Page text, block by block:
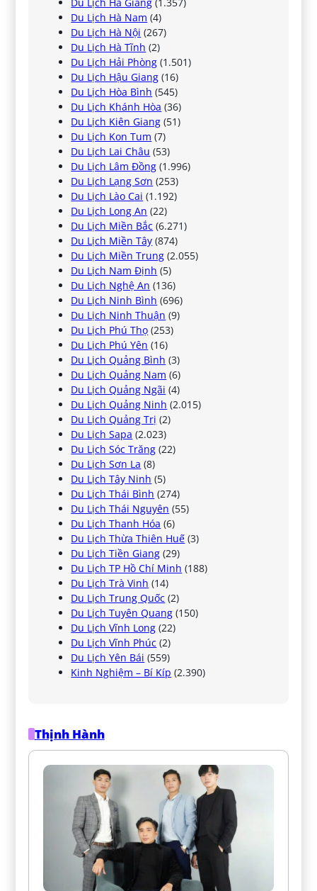
Du Lịch Hà Nam (4)
Du Lịch Hà Nội (267)
Du Lịch Hà Tĩnh (2)
Du Lịch Hải Phòng (1.501)
Du Lịch Hậu Giang (16)
Du Lịch Hòa Bình (545)
Du Lịch Khánh Hòa (36)
Du Lịch Kiên Giang (51)
Du Lịch Kon Tum (7)
Du Lịch Lai Châu (53)
Du Lịch Lâm Đồng (1.996)
Du Lịch Lạng Sơn (253)
Du Lịch Lào Cai (1.192)
Du Lịch Long An (22)
Du Lịch Miền Bắc (6.271)
Du Lịch Miền Tây (874)
Du Lịch Miền Trung (2.055)
Du Lịch Nam Định (5)
Du Lịch Nghệ An (136)
Du Lịch Ninh Bình (696)
Du Lịch Ninh Thuận (9)
Du Lịch Phú Thọ (253)
Du Lịch Phú Yên (16)
Du Lịch Quảng Bình (3)
Du Lịch Quảng Nam (6)
Du Lịch Quảng Ngãi (4)
Du Lịch Quảng Ninh (2.015)
Du Lịch Quảng Trị (2)
Du Lịch Sapa (2.023)
Du Lịch Sóc Trăng (22)
Du Lịch Sơn La (8)
Du Lịch Tây Ninh (5)
Du Lịch Thái Bình (274)
Du Lịch Thái Nguyên (55)
Du Lịch Thanh Hóa (6)
Du Lịch Thừa Thiên Huế (3)
Du Lịch Tiền Giang (29)
Du Lịch TP Hồ Chí Minh (188)
Du Lịch Trà Vinh (14)
Du Lịch Trung Quốc (2)
Du Lịch Tuyên Quang (150)
Du Lịch Vĩnh Long (22)
Du Lịch Vĩnh Phúc (2)
Du Lịch Yên Bái (559)
Kinh Nghiệm – Bí Kíp (2.390)
Thịnh Hành